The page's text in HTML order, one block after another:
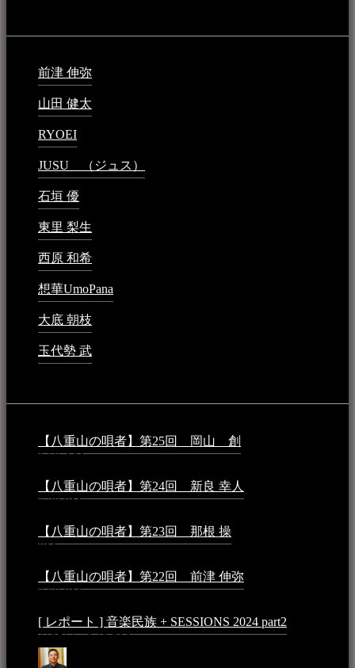
前津 伸弥
山田 健太
RYOEI
JUSU （ジュス）
石垣 優
東里 梨生
西原 和希
想華UmoPana
大底 朝枝
玉代勢 武
【八重山の唄者】第25回 岡山 創
1:50 AM
【八重山の唄者】第24回 新良 幸人
5:29 PM
【八重山の唄者】第23回 那根 操
PM
【八重山の唄者】第22回 前津 伸弥
7:50 PM
[ レポート ] 音楽民族 + SESSIONS 2024 part2
月25日 - 9:13 PM